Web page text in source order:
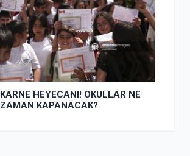
KARNE HEYECANI! OKULLAR NE
ZAMAN KAPANACAK?